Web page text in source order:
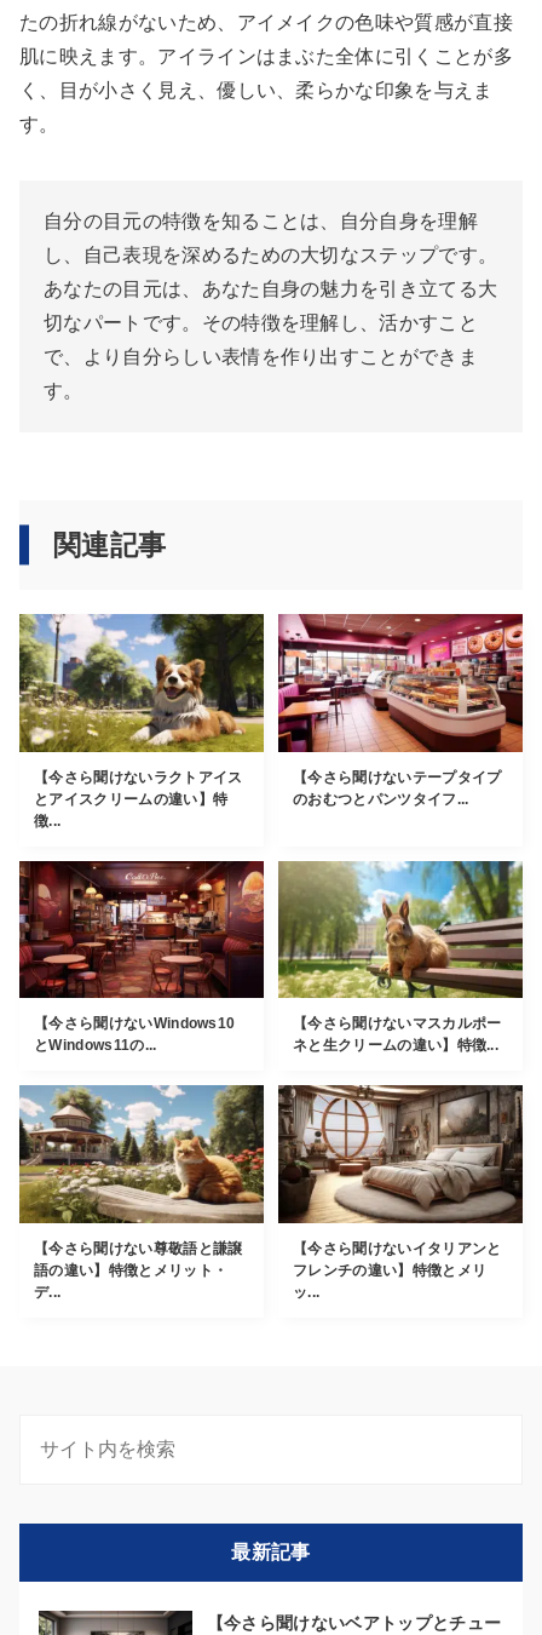
たの折れ線がないため、アイメイクの色味や質感が直接
肌に映えます。アイラインはまぶた全体に引くことが多
く、目が小さく見え、優しい、柔らかな印象を与えま
す。
自分の目元の特徴を知ることは、自分自身を理解
し、自己表現を深めるための大切なステップです。
あなたの目元は、あなた自身の魅力を引き立てる大
切なパートです。その特徴を理解し、活かすこと
で、より自分らしい表情を作り出すことができま
す。
関連記事
【今さら聞けないラクトアイス
とアイスクリームの違い】特
徴...
【今さら聞けないテープタイプ
のおむつとパンツタイフ...
【今さら聞けないWindows10
とWindows11の...
【今さら聞けないマスカルポー
ネと生クリームの違い】特徴...
【今さら聞けない尊敬語と謙譲
語の違い】特徴とメリット・
デ...
【今さら聞けないイタリアンと
フレンチの違い】特徴とメリ
ッ...
最新記事
【今さら聞けないベアトップとチュー